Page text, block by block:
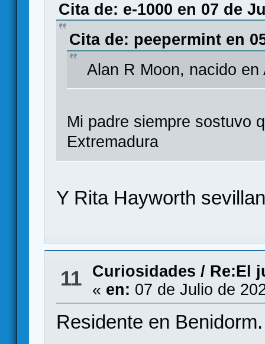
Cita de: e-1000 en 07 de
Cita de: peepermint en
Alan R Moon, nacido
Mi padre siempre sostuvo
Extremadura
Y Rita Hayworth
11 Curiosidades / Re:El
« en: 07 de Julio de
Residente en Benidorm.